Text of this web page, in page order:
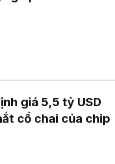
giá 5,5 tỷ USD
cổ chai của chip